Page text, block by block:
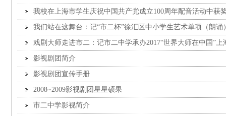
我校在上海市学生庆祝中国共产党成立100周年配音活动中获
我们站在这舞台：记“市二杯”徐汇区中小学生艺术单项（朗诵
戏剧大师走进市二：记市二中学承办2017“世界大师在中国”
影视剧团简介
影视剧团宣传手册
2008~2009影视剧团星星硕果
市二中学影视简介